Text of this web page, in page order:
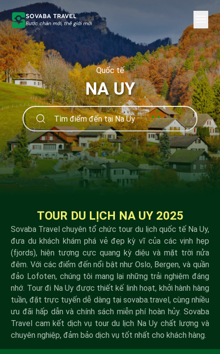
Quốc tế
NA UY
TOUR DU LỊCH NA UY 2025
Sovaba Travel chuyên tổ chức tour du lịch quốc tế Na Uy,
đưa du khách khám phá vẻ đẹp kỳ vĩ của các vịnh hẹp
(fjords), hiện tượng cực quang kỳ diệu và mặt trời nửa
đêm. Với các điểm đến nổi bật như Oslo, Bergen, và quần
đảo Lofoten, chúng tôi mang lại những trải nghiệm đáng
nhớ. Tour đi Na Uy được thiết kế linh hoạt, khởi hành hàng
tuần, đặt trực tuyến dễ dàng tại sovaba.travel, cùng nhiều
ưu đãi hấp dẫn và chính sách miễn phí hoàn hủy. Sovaba
Travel cam kết dịch vụ tour du lịch Na Uy chất lượng và
chuyên nghiệp, đảm bảo dịch vụ tốt nhất cho khách hàng.